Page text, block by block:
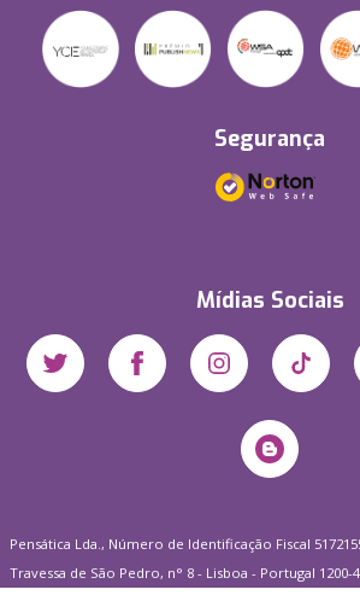
Segurança
Mídias Sociais
Pensática Lda., Número de Identificação Fiscal
Travessa de São Pedro, n° 8 - Lisboa - Portugal 1200-